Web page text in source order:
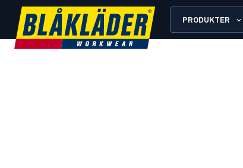
PRODUKTER